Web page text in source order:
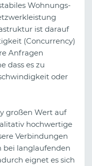
Wohnungs-
ist darauf
(Concurrency)
Anfragen
dass es zu
oder
großen Wert auf
hochwertige
Verbindungen
langlaufenden
eignet es sich